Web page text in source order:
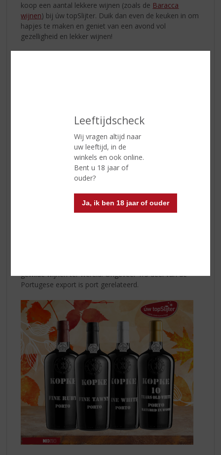
Leeftijdscheck
Wij vragen altijd naar
uw leeftijd, in de
winkels en ook online.
Bent u 18 jaar of
ouder?
Ja, ik ben 18 jaar of ouder
koop een aantal lekkere wijnen (zoals de Baracca
wijnen) bij úw topSlijter. Duik dan even de keuken in om
hapjes te maken en geniet van een avond vol
gezelligheid en lekker wijnen!
Heerlijke herfstavonden met een glaasje port.
gewilde wijnen ter wereld. Ongeveer 1/5 deel van de
Portugese export is port gerelateerd.